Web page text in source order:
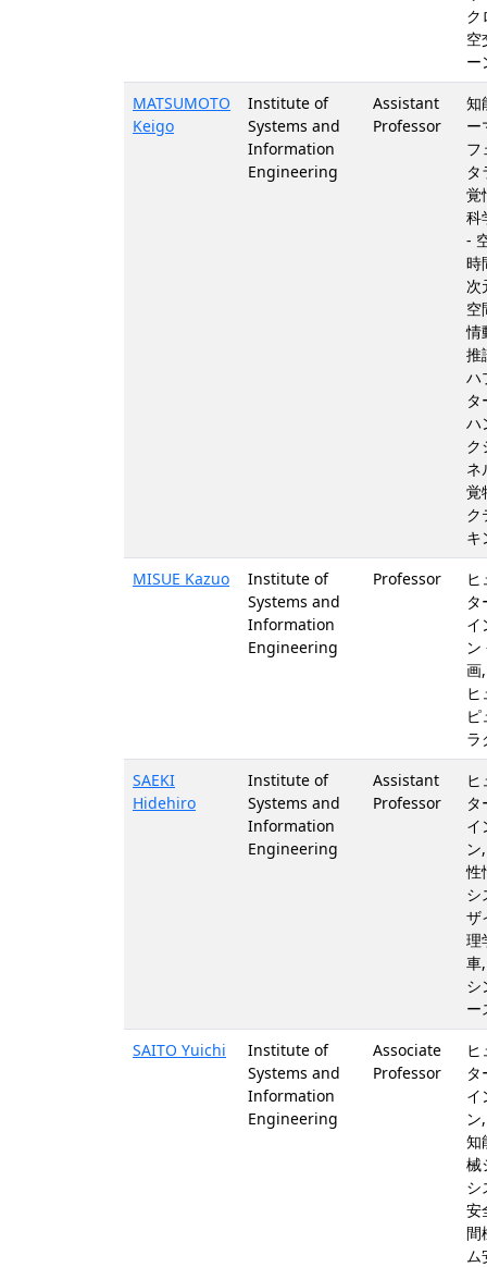
ク
空
ー
MATSUMOTO
Keigo
Institute of
Systems and
Information
Engineering
Assistant
Professor
知
ー
フ
タ
覚
科
-
時
次
空
情
推
ハ
タ
ハ
ク
ネ
覚
ク
キ
MISUE Kazuo
Institute of
Systems and
Information
Engineering
Professor
ヒ
タ
イ
ン
画
ヒ
ピ
ラ
SAEKI
Hidehiro
Institute of
Systems and
Information
Engineering
Assistant
Professor
ヒ
タ
イ
ン
性
シ
ザ
理
車
シ
ー
SAITO Yuichi
Institute of
Systems and
Information
Engineering
Associate
Professor
ヒ
タ
イ
ン
知
械
シ
安
間
ム